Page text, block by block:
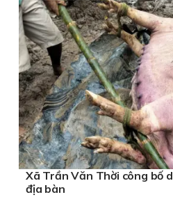
Xã Trần Văn Thời công bố
địa bàn